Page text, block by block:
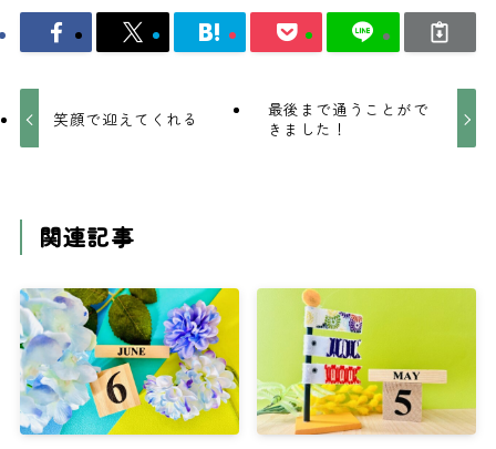
笑顔で迎えてくれる
最後まで通うことがで
きました！
関連記事